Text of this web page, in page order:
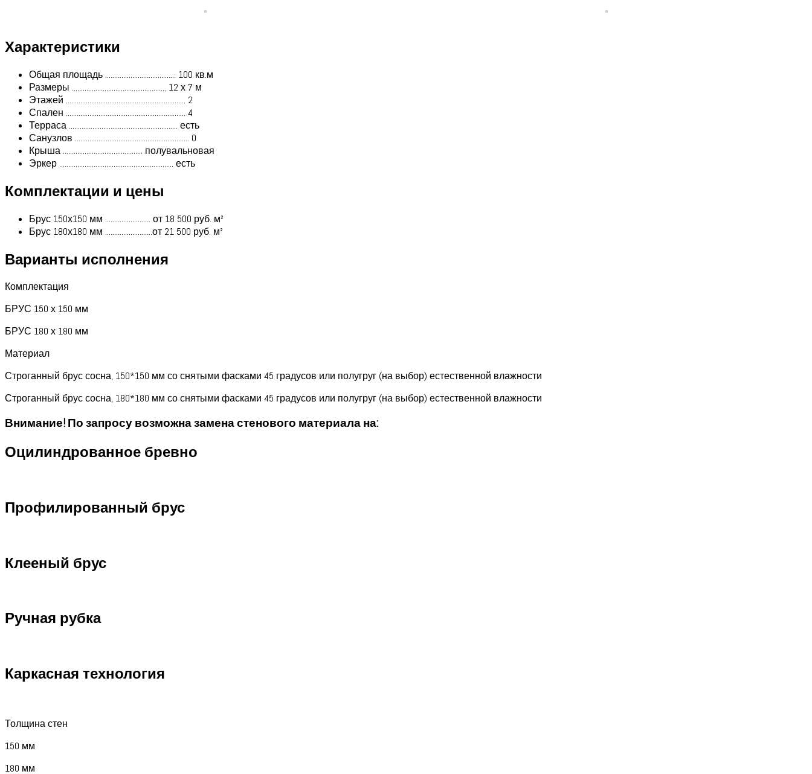
Характеристики
Общая площадь ....................................... 100 кв.м
Размеры .................................................... 12 х 7 м
Этажей .................................................................. 2
Спален .................................................................. 4
Терраса ............................................................ есть
Санузлов ............................................................... 0
Крыша ............................................ полувальновая
Эркер ............................................................... есть
Комплектации и цены
Брус 150х150 мм ......................... от 18 500 руб. м²
Брус 180х180 мм ..........................от 21 500 руб. м²
Варианты исполнения
Комплектация
БРУС 150 х 150 мм
БРУС 180 х 180 мм
Материал
Строганный брус сосна, 150*150 мм со снятыми фасками 45 градусов или полугруг (на выбор) естественной влажности
Строганный брус сосна, 180*180 мм со снятыми фасками 45 градусов или полугруг (на выбор) естественной влажности
Внимание! По запросу возможна замена стенового материала на:
Оцилиндрованное бревно
Профилированный брус
Клееный брус
Ручная рубка
Каркасная технология
Толщина стен
150 мм
180 мм